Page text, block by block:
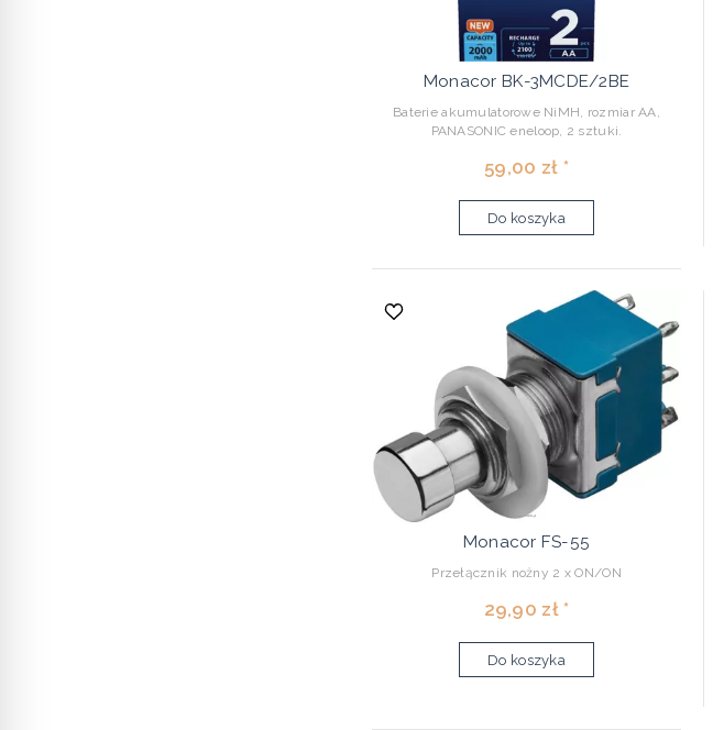
Monacor BK-3MCDE/2BE
Baterie akumulatorowe NiMH, rozmiar AA,
PANASONIC eneloop, 2 sztuki.
59,00 zł *
Do koszyka
Monacor FS-55
Przełącznik nożny 2 x ON/ON
29,90 zł *
Do koszyka